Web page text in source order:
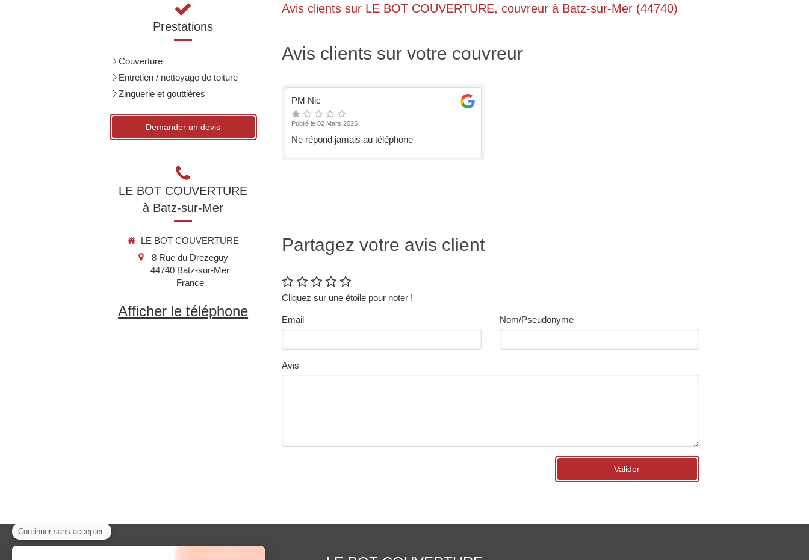
Avis clients sur LE BOT COUVERTURE, couvreur à Batz-sur-Mer (44740)
Avis clients sur votre couvreur
PM Nic
Publié le 02 Mars 2025
Ne répond jamais au téléphone
Partagez votre avis client
Cliquez sur une étoile pour noter !
Email Nom/Pseudonyme
Avis
Valider
Prestations
Couverture
Entretien / nettoyage de toiture
Zinguerie et gouttières
Demander un devis
LE BOT COUVERTURE
à Batz-sur-Mer
LE BOT COUVERTURE
8 Rue du Drezeguy
44740 Batz-sur-Mer
France
Afficher le téléphone